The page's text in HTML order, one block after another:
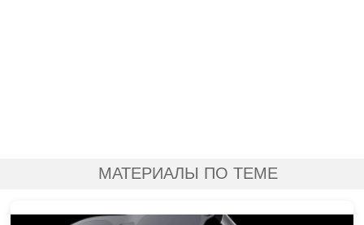
МАТЕРИАЛЫ ПО ТЕМЕ